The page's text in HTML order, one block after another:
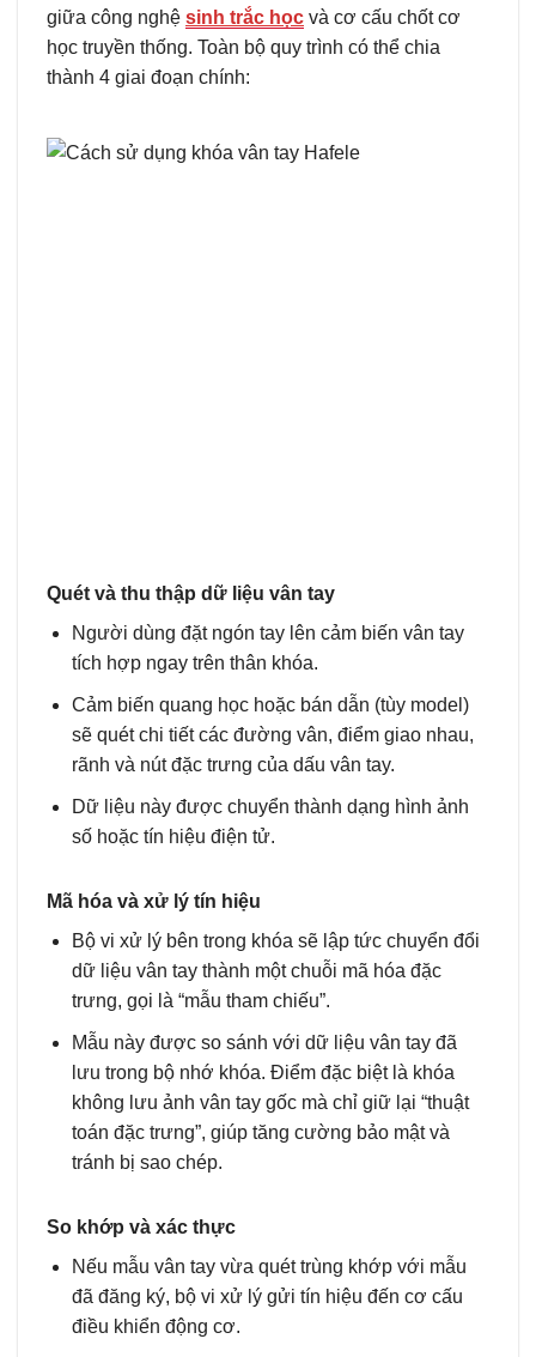
giữa công nghệ sinh trắc học và cơ cấu chốt cơ
học truyền thống. Toàn bộ quy trình có thể chia
thành 4 giai đoạn chính:
Quét và thu thập dữ liệu vân tay
Người dùng đặt ngón tay lên cảm biến vân tay
tích hợp ngay trên thân khóa.
Cảm biến quang học hoặc bán dẫn (tùy model)
sẽ quét chi tiết các đường vân, điểm giao nhau,
rãnh và nút đặc trưng của dấu vân tay.
Dữ liệu này được chuyển thành dạng hình ảnh
số hoặc tín hiệu điện tử.
Mã hóa và xử lý tín hiệu
Bộ vi xử lý bên trong khóa sẽ lập tức chuyển đổi
dữ liệu vân tay thành một chuỗi mã hóa đặc
trưng, gọi là “mẫu tham chiếu”.
Mẫu này được so sánh với dữ liệu vân tay đã
lưu trong bộ nhớ khóa. Điểm đặc biệt là khóa
không lưu ảnh vân tay gốc mà chỉ giữ lại “thuật
toán đặc trưng”, giúp tăng cường bảo mật và
tránh bị sao chép.
So khớp và xác thực
Nếu mẫu vân tay vừa quét trùng khớp với mẫu
đã đăng ký, bộ vi xử lý gửi tín hiệu đến cơ cấu
điều khiển động cơ.